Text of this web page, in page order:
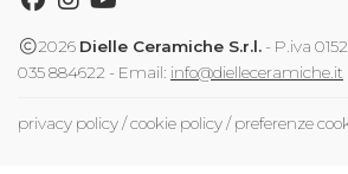
2026 Dielle Ceramiche S.r.l. - P.iva
035 884622 - Email: info@dielleceramiche.it
privacy policy/cookie policy/preferenze